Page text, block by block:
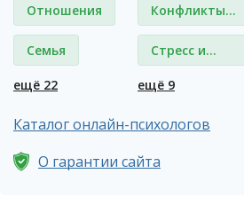
Отношения
Семья
ещё 22
Конфликты и
ссоры
Стресс и
депрессия
ещё 9
Каталог онлайн-психологов
О гарантии сайта